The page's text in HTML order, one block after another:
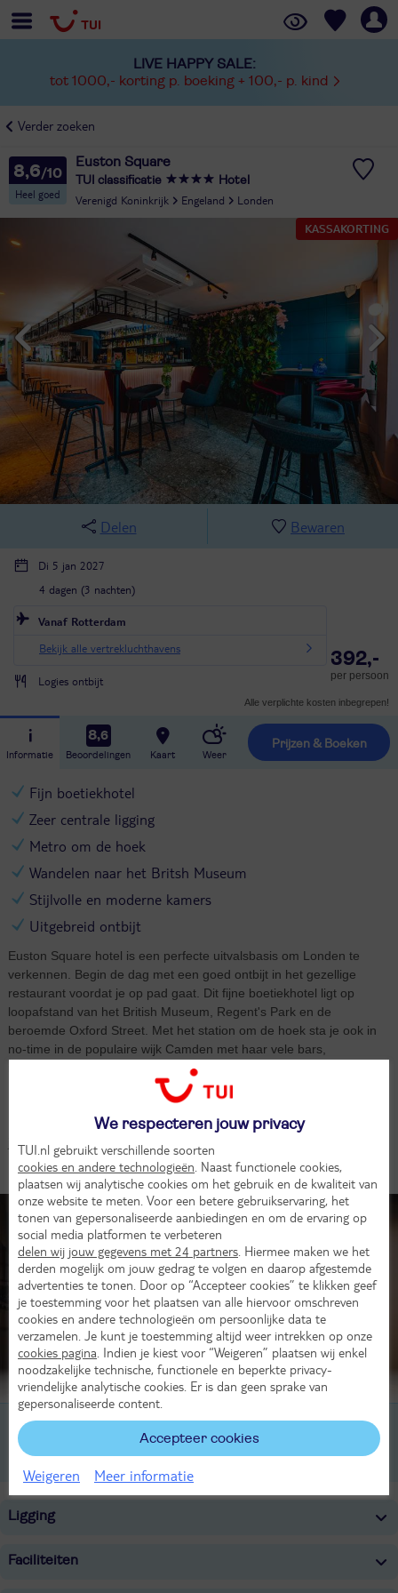
LIVE HAPPY SALE:
tot 1000,- korting p. boeking + 100,- p. kind
Verder zoeken
8,6
Heel goed
Euston Square
TUI classificatie Hotel
Verenigd Koninkrijk Engeland
Londen
KASSAKORTING
Delen Bewaren
Di 5 jan 2027
4 dagen (3 nachten)
Vanaf Rotterdam
Bekijk alle vertrekluchthavens
Logies ontbijt
392,-
per persoon
Alle verplichte kosten inbegrepen!
Informatie
8,6
Beoordelingen Kaart Weer
Prijzen & Boeken
Fijn boetiekhotel
Zeer centrale ligging
Metro om de hoek
Wandelen naar het Britsh Museum
Stijlvolle en moderne kamers
Uitgebreid ontbijt
Euston Square hotel is een perfecte uitvalsbasis om Londen te
verkennen. Begin de dag met een goed ontbijt in het gezellige
restaurant voordat je op pad gaat. Dit fijne boetiekhotel ligt op
loopafstand van het British Museum, Regent's Park en de
beroemde Oxford Street. Met het station om de hoek sta je ook in
no-time in de populaire wijk Camden met haar vele bars,
restaurants en winkels, genoeg voor de dag vertier. Of bekijk
Londen vanuit de London Eye, breng een bezoek aan Buckingham
Palace en wie weet van je een glimp op van de koning. Terug in het
Euston Square hotel praat je nog even na in de gezellig bar voordat
je je bed induikt en plannen maakt voor de volgende dag.
Kamers (2)
Beoordeling van 7 TUI-gasten
2-persoonskamer, Standard (no window), 2-2 pers
Ligging
Faciliteiten
We respecteren jouw privacy
TUI.nl gebruikt verschillende soorten
cookies en andere technologieën . Naast functionele cookies,
plaatsen wij analytische cookies om het gebruik en de kwaliteit van
onze website te meten. Voor een betere gebruikservaring, het
tonen van gepersonaliseerde aanbiedingen en om de ervaring op
social media platformen te verbeteren
delen wij jouw gegevens met 24 partners . Hiermee maken we het
derden mogelijk om jouw gedrag te volgen en daarop afgestemde
advertenties te tonen. Door op “Accepteer cookies” te klikken geef
je toestemming voor het plaatsen van alle hiervoor omschreven
cookies en andere technologieën om persoonlijke data te
verzamelen. Je kunt je toestemming altijd weer intrekken op onze
cookies pagina . Indien je kiest voor “Weigeren” plaatsen wij enkel
noodzakelijke technische, functionele en beperkte privacy-
vriendelijke analytische cookies. Er is dan geen sprake van
gepersonaliseerde content.
Accepteer cookies
Weigeren Meer informatie